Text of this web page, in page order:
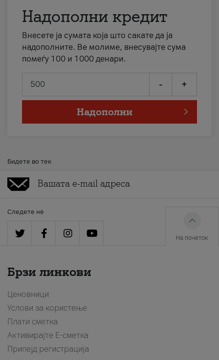
Надополни кредит
Внесете ја сумата која што сакате да ја
надополните. Ве молиме, внесувајте сума
помеѓу 100 и 1000 денари.
- +
Надополни
Бидете во тек
Следете нè
На почеток
Брзи линкови
Ценовници
Услови за користење
Плати сметка
Активирајте Е-сметка
Припејд регистрација